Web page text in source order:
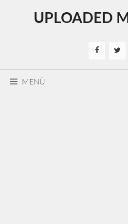
UPLOADED
MENÜ